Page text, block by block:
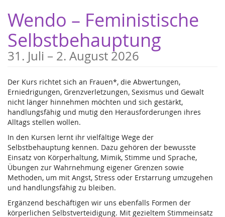
Haupt-
Inhalt
springen
Wendo – Feministische
Selbstbehauptung
31. Juli – bis
2. August 2026
Der Kurs richtet sich an Frauen*, die Abwertungen,
Erniedrigungen, Grenzverletzungen, Sexismus und Gewalt
nicht länger hinnehmen möchten und sich gestärkt,
handlungsfähig und mutig den Herausforderungen ihres
Alltags stellen wollen.
In den Kursen lernt ihr vielfältige Wege der
Selbstbehauptung kennen. Dazu gehören der bewusste
Einsatz von Körperhaltung, Mimik, Stimme und Sprache,
Übungen zur Wahrnehmung eigener Grenzen sowie
Methoden, um mit Angst, Stress oder Erstarrung umzugehen
und handlungsfähig zu bleiben.
Ergänzend beschäftigen wir uns ebenfalls Formen der
körperlichen Selbstverteidigung. Mit gezieltem Stimmeinsatz